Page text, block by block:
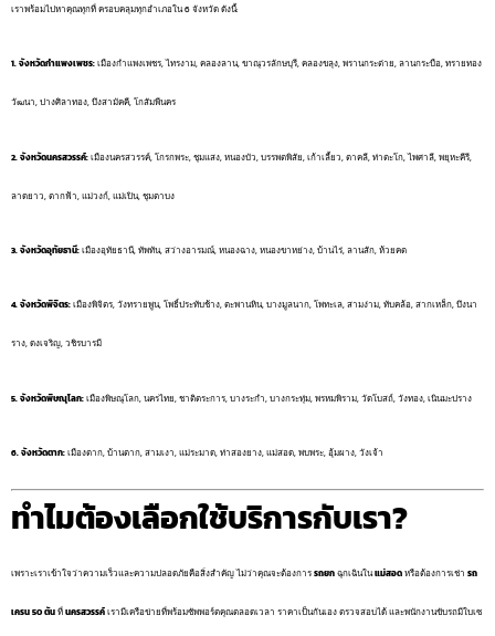
เราพร้อมไปหาคุณทุกที่ ครอบคลุมทุกอำเภอใน 6 จังหวัด ดังนี้:
1. จังหวัดกำแพงเพชร:เมืองกำแพงเพชร, ไทรงาม, คลองลาน, ขาณุวรลักษบุรี, คลองขลุง, พรานกระต่าย, ลานกระบือ, ทรายทอง
วัฒนา, ปางศิลาทอง, บึงสามัคคี, โกสัมพีนคร
2. จังหวัดนครสวรรค์:เมืองนครสวรรค์, โกรกพระ, ชุมแสง, หนองบัว, บรรพตพิสัย, เก้าเลี้ยว, ตาคลี, ท่าตะโก, ไพศาลี, พยุหะคีรี,
ลาดยาว, ตากฟ้า, แม่วงก์, แม่เปิน, ชุมตาบง
3. จังหวัดอุทัยธานี:เมืองอุทัยธานี, ทัพทัน, สว่างอารมณ์, หนองฉาง, หนองขาหย่าง, บ้านไร่, ลานสัก, ห้วยคต
4. จังหวัดพิจิตร:เมืองพิจิตร, วังทรายพูน, โพธิ์ประทับช้าง, ตะพานหิน, บางมูลนาก, โพทะเล, สามง่าม, ทับคล้อ, สากเหล็ก, บึงนา
ราง, ดงเจริญ, วชิรบารมี
5. จังหวัดพิษณุโลก:เมืองพิษณุโลก, นครไทย, ชาติตระการ, บางระกำ, บางกระทุ่ม, พรหมพิราม, วัดโบสถ์, วังทอง, เนินมะปราง
6. จังหวัดตาก:เมืองตาก, บ้านตาก, สามเงา, แม่ระมาด, ท่าสองยาง, แม่สอด, พบพระ, อุ้มผาง, วังเจ้า
ทำไมต้องเลือกใช้บริการกับเรา?
เพราะเราเข้าใจว่าความเร็วและความปลอดภัยคือสิ่งสำคัญ ไม่ว่าคุณจะต้องการรถยกฉุกเฉินในแม่สอดหรือต้องการเช่า รถ
เครน 50 ตันที่นครสวรรค์เรามีเครือข่ายที่พร้อมซัพพอร์ตคุณตลอดเวลา ราคาเป็นกันเอง ตรวจสอบได้ และพนักงานขับรถมีใบเซ